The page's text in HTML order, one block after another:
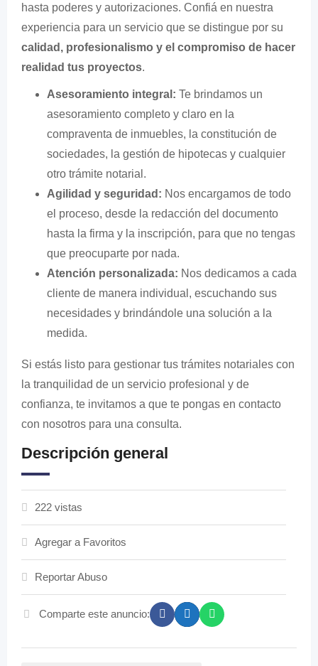
hasta poderes y autorizaciones. Confiá en nuestra
experiencia para un servicio que se distingue por su
calidad, profesionalismo y el compromiso de hacer
realidad tus proyectos.
Asesoramiento integral: Te brindamos un
asesoramiento completo y claro en la
compraventa de inmuebles, la constitución de
sociedades, la gestión de hipotecas y cualquier
otro trámite notarial.
Agilidad y seguridad: Nos encargamos de todo
el proceso, desde la redacción del documento
hasta la firma y la inscripción, para que no tengas
que preocuparte por nada.
Atención personalizada: Nos dedicamos a cada
cliente de manera individual, escuchando sus
necesidades y brindándole una solución a la
medida.
Si estás listo para gestionar tus trámites notariales con
la tranquilidad de un servicio profesional y de
confianza, te invitamos a que te pongas en contacto
con nosotros para una consulta.
Descripción general
222 vistas
Agregar a Favoritos
Reportar Abuso
Comparte este anuncio: